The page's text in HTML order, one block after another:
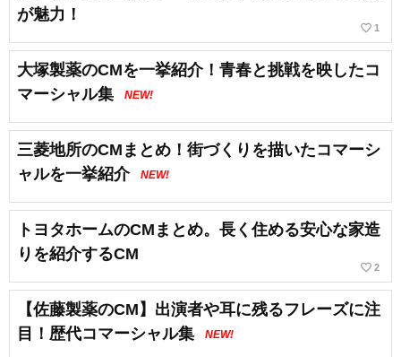
が魅力！
favorite_border 1
大塚製薬のCMを一挙紹介！青春と挑戦を映したコ
マーシャル集
NEW!
三菱地所のCMまとめ！街づくりを描いたコマーシ
ャルを一挙紹介
NEW!
トヨタホームのCMまとめ。長く住める安心な家造
りを紹介するCM
favorite_border 2
【佐藤製薬のCM】出演者や耳に残るフレーズに注
目！歴代コマーシャル集
NEW!